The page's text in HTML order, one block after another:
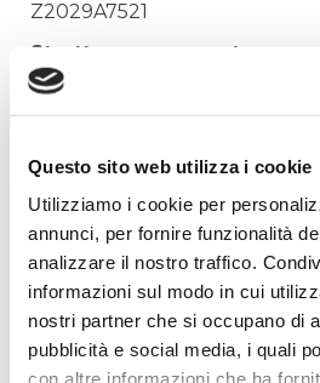
Questo sito web utilizza i cookie
Utilizziamo i cookie per
annunci, per fornire funzionalità
analizzare il nostro traffico.
informazioni sul modo in cui
nostri partner che si occupano di
pubblicità e social media, i quali
con altre informazioni che ha
Z2029A7521
Struttura proponente:
'Irisacqua srl P.I./C.F.
Tecnico
ACQUISTO URGENTE PAC
DEPURATORI GRADISCA
GRADO
Elenco operatori invitati:
Codice Fiscale:
Procedura di scelta: